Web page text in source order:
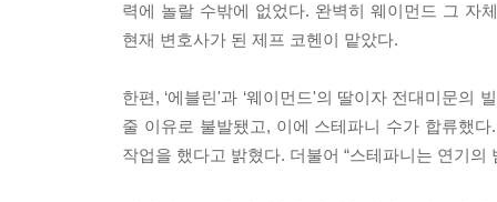
력에 놀랄 수밖에 없었다. 완벽히 웨이먼드 그 자
현재 변호사가 된 제프 코헨이 맡았다.
한편, ‘에블린'과 ‘웨이먼드'의 딸이자 전대미문의
줄 이유로 불발됐고, 이에 스테파니 수가 합류했
작업을 했다고 밝혔다. 더불어 “스테파니는 연기